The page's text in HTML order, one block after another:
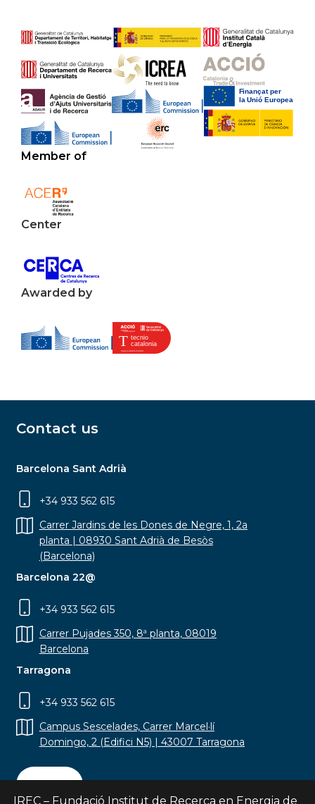
Member of
Center
Awarded by
Contact us
Barcelona Sant Adrià
+34 933 562 615
Carrer Jardins de les Dones de Negre, 1, 2a
planta | 08930 Sant Adrià de Besòs
(Barcelona)
Barcelona 22@
+34 933 562 615
Carrer Pujades 350, 8ª planta, 08019
Barcelona
Tarragona
+34 933 562 615
Campus Sescelades, Carrer Marcel·lí
Domingo, 2 (Edifici N5) | 43007 Tarragona
Contact
IREC – Fundació Institut de Recerca en Energia de